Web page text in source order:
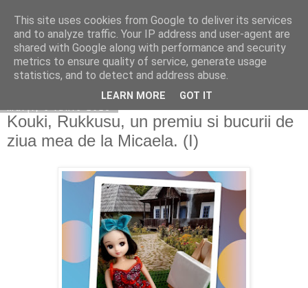
Copilarim
Kouki, Rukkusu, un premiu si bucurii de
ziua mea de la Micaela. (I)
This site uses cookies from Google to deliver its services
and to analyze traffic. Your IP address and user-agent are
shared with Google along with performance and security
metrics to ensure quality of service, generate usage
statistics, and to detect and address abuse.
LEARN MORE GOT IT